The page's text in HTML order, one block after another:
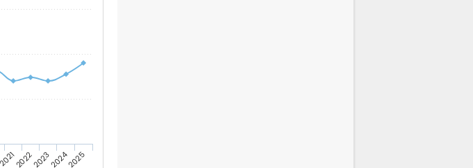
20212022202320242025